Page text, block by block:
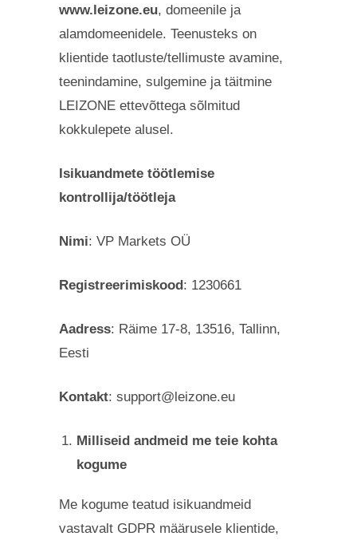
www.leizone.eu, domeenile ja
alamdomeenidele. Teenusteks on
klientide taotluste/tellimuste avamine,
teenindamine, sulgemine ja täitmine
LEIZONE ettevõttega sõlmitud
kokkulepete alusel.
Isikuandmete töötlemise
kontrollija/töötleja
Nimi: VP Markets OÜ
Registreerimiskood: 1230661
Aadress: Räime 17-8, 13516, Tallinn,
Eesti
Kontakt: support@leizone.eu
Milliseid andmeid me teie kohta
kogume
Me kogume teatud isikuandmeid
vastavalt GDPR määrusele klientide,